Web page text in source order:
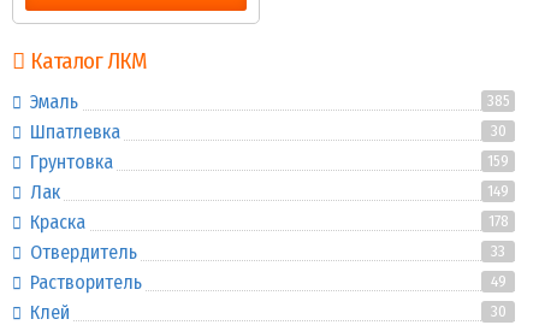
Каталог ЛКМ
Эмаль 385
Шпатлевка 30
Грунтовка 159
Лак 149
Краска 178
Отвердитель 33
Растворитель 49
Клей 30